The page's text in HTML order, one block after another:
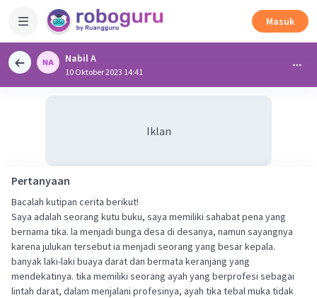
Masuk
Nabil A
10 Oktober 2023 14:41
Iklan
Pertanyaan
Bacalah kutipan cerita berikut!
Saya adalah seorang kutu buku, saya memiliki sahabat pena yang
bernama tika. la menjadi bunga desa di desanya, namun sayangnya
karena julukan tersebut ia menjadi seorang yang besar kepala.
banyak laki-laki buaya darat dan bermata keranjang yang
mendekatinya. tika memiliki seorang ayah yang berprofesi sebagai
lintah darat, dalam menjalani profesinya, ayah tika tebal muka tidak